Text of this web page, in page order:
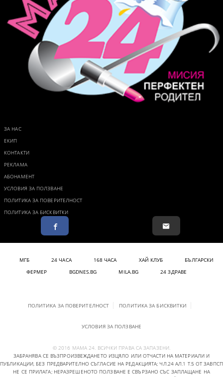
ЗА НАС
ЕКИП
КОНТАКТИ
РЕКЛАМА
АБОНАМЕНТ
УСЛОВИЯ ЗА ПОЛЗВАНЕ
ПОЛИТИКА ЗА ПОВЕРИТЕЛНОСТ
ПОЛИТИКА ЗА БИСКВИТКИ
МГБ 24 ЧАСА 168 ЧАСА ХАЙ КЛУБ
БЪЛГАРСКИ
ФЕРМЕР
BGDNES.BG MILA.BG 24 ЗДРАВЕ
ПОЛИТИКА ЗА ПОВЕРИТЕЛНОСТ ПОЛИТИКА ЗА БИСКВИТКИ
УСЛОВИЯ ЗА ПОЛЗВАНЕ
© 2016 МАМА 24. ВСИЧКИ ПРАВА СА ЗАПАЗЕНИ.
ЗАБРАНЯВА СЕ ВЪЗПРОИЗВЕЖДАНЕТО ИЗЦЯЛО ИЛИ ОТЧАСТИ НА МАТЕРИАЛИ И
ПУБЛИКАЦИИ, БЕЗ ПРЕДВАРИТЕЛНО СЪГЛАСИЕ НА РЕДАКЦИЯТА; ЧЛ.24 АЛ.1 Т.5 ОТ ЗАВПСП
НЕ СЕ ПРИЛАГА; НЕРАЗРЕШЕНОТО ПОЛЗВАНЕ Е СВЪРЗАНО СЪС ЗАПЛАЩАНЕ НА